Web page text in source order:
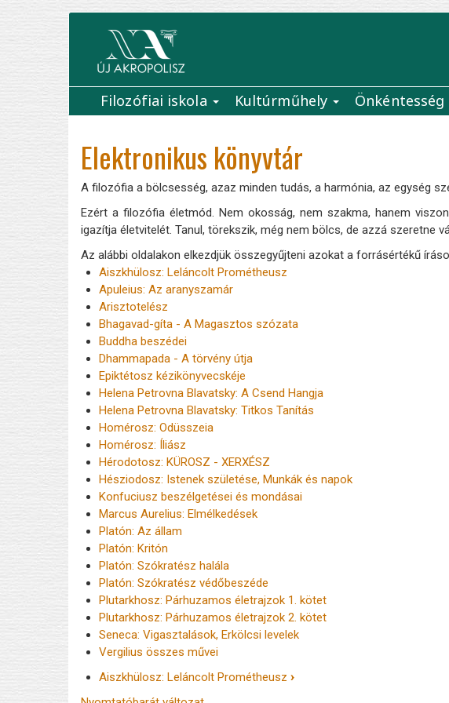
Main
navigation
Filozófiai iskola Kultúrműhely Önkéntesség
Elektronikus könyvtár
A filozófia a bölcsesség, azaz minden tudás, a harmónia, az egység
Ezért a filozófia életmód. Nem okosság, nem szakma, hanem
igazítja életvitelét. Tanul, törekszik, még nem bölcs, de azzá szeretne
Az alábbi oldalakon elkezdjük összegyűjteni azokat a forrásértékű
Aiszkhülosz: Leláncolt Prométheusz
Apuleius: Az aranyszamár
Arisztotelész
Bhagavad-gíta - A Magasztos szózata
Buddha beszédei
Dhammapada - A törvény útja
Epiktétosz kézikönyvecskéje
Helena Petrovna Blavatsky: A Csend Hangja
Helena Petrovna Blavatsky: Titkos Tanítás
Homérosz: Odüsszeia
Homérosz: Íliász
Hérodotosz: KÜROSZ - XERXÉSZ
Hésziodosz: Istenek születése, Munkák és napok
Konfuciusz beszélgetései és mondásai
Marcus Aurelius: Elmélkedések
Platón: Az állam
Platón: Kritón
Platón: Szókratész halála
Platón: Szókratész védőbeszéde
Plutarkhosz: Párhuzamos életrajzok 1. kötet
Plutarkhosz: Párhuzamos életrajzok 2. kötet
Seneca: Vigasztalások, Erkölcsi levelek
Vergilius összes művei
Aiszkhülosz: Leláncolt Prométheusz ›